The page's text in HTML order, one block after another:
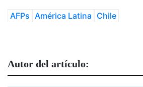
AFPs América Latina Chile
Autor del artículo: